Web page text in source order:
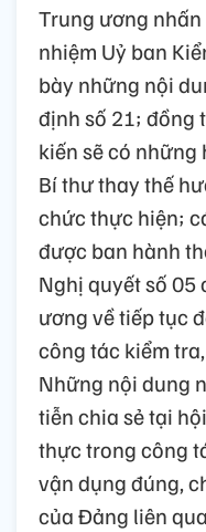
Trung ương
nhiệm Uỷ ban
bày những nội
định số 21; đồng
kiến sẽ có những
Bí thư thay thế
chức thực hiện;
được ban hành
Nghị quyết số 05
ương về tiếp tục
công tác kiểm
Những nội dung
tiễn chia sẻ tại
thực trong công
vận dụng đúng,
của Đảng liên